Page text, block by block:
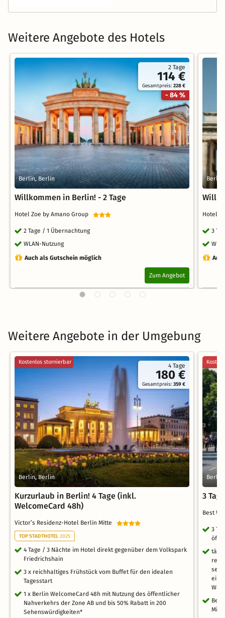
Weitere Angebote des Hotels
2 Tage
114 €
Gesamtpreis:228 €
- 84 %
Berlin, Berlin
Willkommen in Berlin! - 2 Tage
Hotel Zoe by Amano Group
2 Tage / 1 Übernachtung
WLAN-Nutzung
Auch als Gutschein möglich
Zum Angebot
Hotel
3
Weitere Angebote in der Umgebung
4 Tage
180 €
Gesamtpreis:359 €
Kostenlos stornierbar
Berlin, Berlin
Kurzurlaub in Berlin! 4 Tage (inkl.
WelcomeCard 48h)
Victor’s Residenz-Hotel Berlin Mitte
TOP STADTHOTEL 2025
4 Tage / 3 Nächte im Hotel direkt gegenüber dem Volkspark
Friedrichshain
3 x reichhaltiges Frühstück vom Buffet für den idealen
Tagesstart
1 x Berlin WelcomeCard 48h mit Nutzung des öffentlicher
Nahverkehrs der Zone AB und bis 50% Rabatt in 200
Sehenswürdigkeiten*
3
Best
3
ein
Bei